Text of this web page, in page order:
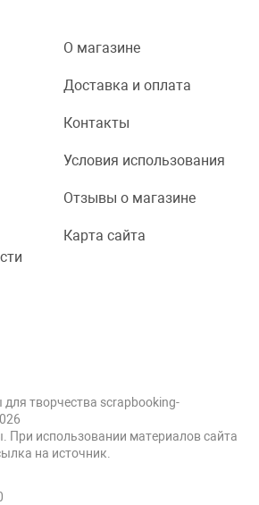
О магазине
Доставка и оплата
Контакты
Условия использования
Отзывы о магазине
Карта сайта
творчества scrapbooking-
При использовании материалов сайта
на источник.